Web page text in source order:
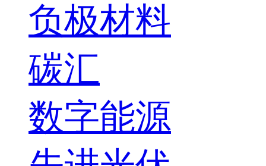
负极材料
碳汇
数字能源